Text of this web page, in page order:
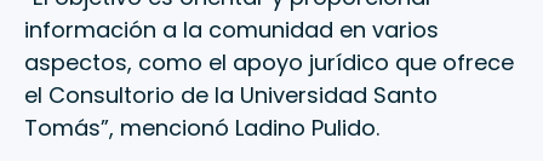
información a la comunidad en varios
aspectos, como el apoyo jurídico que ofrece
el Consultorio de la Universidad Santo
Tomás”, mencionó Ladino Pulido.